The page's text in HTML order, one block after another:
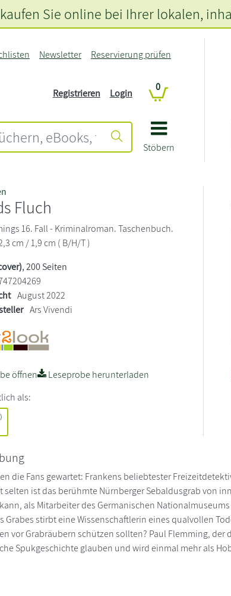
Stöbern
Newsletter Reservierung prüfen
Registrieren Login
0
kaufen Sie online bei Ihrer lokalen,
Fluch
16. Fall - Kriminalroman. Taschenbuch.
cm / 1,9 cm ( B/H/T )
, 200 Seiten
August 2022
Ars Vivendi
öffnen
Leseprobe herunterladen
als:
die Fans gewartet: Frankens beliebtester
selten ist das berühmte Nürnberger Sebaldusgrab von
als Mitarbeiter des Germanischen
Grabes stirbt eine Wissenschaftlerin eines qualvollen
vor Grabräubern schützen sollten? Paul Flemming,
Spukgeschichte glauben und wird einmal mehr als